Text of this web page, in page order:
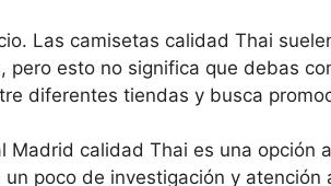
Las camisetas calidad Thai
pero esto no significa que debas
diferentes tiendas y busca
Madrid calidad Thai es una opción
poco de investigación y atención